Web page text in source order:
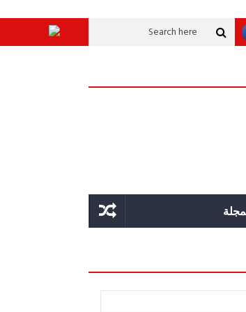
الدولة.. عندما يصبح التخطيط خط الدفاع الأول